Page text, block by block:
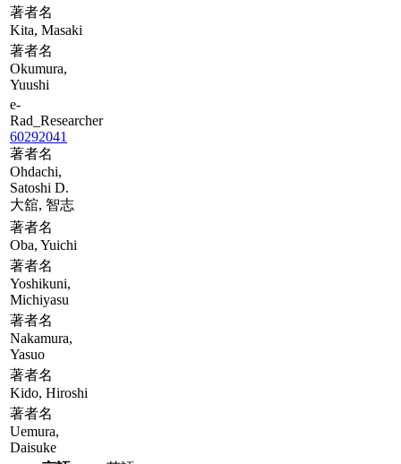
著者名
Kita, Masaki
著者名
Okumura,
Yuushi
e-
Rad_Researcher
60292041
著者名
Ohdachi,
Satoshi D.
大舘, 智志
著者名
Oba, Yuichi
著者名
Yoshikuni,
Michiyasu
著者名
Nakamura,
Yasuo
著者名
Kido, Hiroshi
著者名
Uemura,
Daisuke